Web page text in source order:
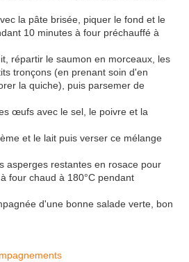
la pâte brisée, piquer le fond et le
10 minutes à four préchauffé à
répartir le saumon en morceaux, les
tronçons (en prenant soin d'en
la quiche), puis parsemer de
œufs avec le sel, le poivre et la
et le lait puis verser ce mélange
asperges restantes en rosace pour
four chaud à 180°C pendant
d'une bonne salade verte, bon